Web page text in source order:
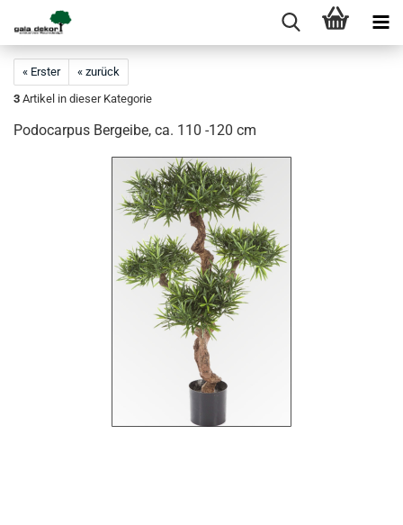
« Erster
« zurück
3 Artikel in dieser Kategorie
Podocarpus Bergeibe, ca. 110 -120 cm